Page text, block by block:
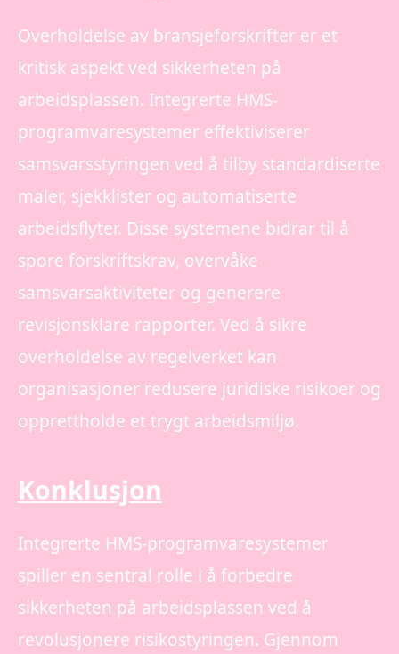
Overholdelse av bransjeforskrifter er et
kritisk aspekt ved sikkerheten på
arbeidsplassen. Integrerte HMS-
programvaresystemer effektiviserer
samsvarsstyringen ved å tilby standardiserte
maler, sjekklister og automatiserte
arbeidsflyter. Disse systemene bidrar til å
spore forskriftskrav, overvåke
samsvarsaktiviteter og generere
revisjonsklare rapporter. Ved å sikre
overholdelse av regelverket kan
organisasjoner redusere juridiske risikoer og
opprettholde et trygt arbeidsmiljø.
Konklusjon
Integrerte HMS-programvaresystemer
spiller en sentral rolle i å forbedre
sikkerheten på arbeidsplassen ved å
revolusjonere risikostyringen. Gjennom